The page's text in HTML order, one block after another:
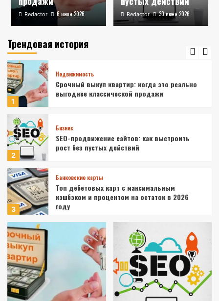
Redactor 6 июля 2026 Redactor 30 июня 2026
Трендовая история
5
Бизнес
Бизнес на поставках промышленной
выигрыш тендера на газовые разрядники
1
Недвижимость
Срочный выкуп квартир: когда это реально
выгоднее классической продажи
2
Бизнес
SEO-продвижение сайтов: как выстроить
рост без пустых действий
3
Банковские карты
Топ дебетовых карт с максимальным
кэшбэком и процентом на остаток в 2026
году
4
Цифровизация документооборота: как
технологии повышают эффективность
Бизнес на поставках промышленной